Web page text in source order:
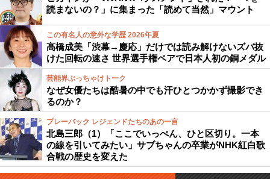
読まないの？」に集まった「読めて当然」マウント
この有名人の意外な学歴 2026年夏
高橋成美「渋幕→慶応」だけでは読み解けないズバ抜
けた回転の速さ 世界選手権ペアで日本人初の銅メダル
芸能界ぶっちゃけトーク
なぜ女優たちは酷暑の中でも汗ひとつかかず撮影でき
るのか？
プレーバック レジェンドたちのあの一言
北島三郎（1）「ここでいっぺん、ひと区切り。一本
の線を引いてみたい」サブちゃんの卒業がNHK紅白歌
合戦の歴史を変えた